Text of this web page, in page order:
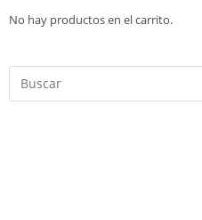
No hay productos en el carrito.